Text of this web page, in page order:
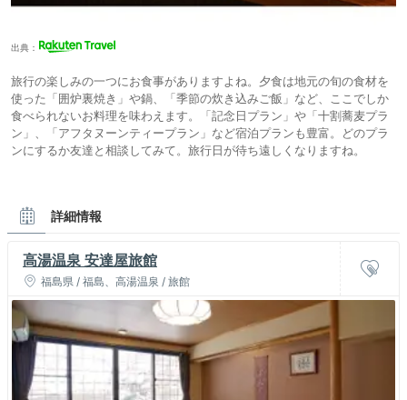
出典：
旅行の楽しみの一つにお食事がありますよね。夕食は地元の旬の食材を
使った「囲炉裏焼き」や鍋、「季節の炊き込みご飯」など、ここでしか
食べられないお料理を味わえます。「記念日プラン」や「十割蕎麦プラ
ン」、「アフタヌーンティープラン」など宿泊プランも豊富。どのプラ
ンにするか友達と相談してみて。旅行日が待ち遠しくなりますね。
詳細情報
高湯温泉 安達屋旅館
福島県 / 福島、高湯温泉 / 旅館